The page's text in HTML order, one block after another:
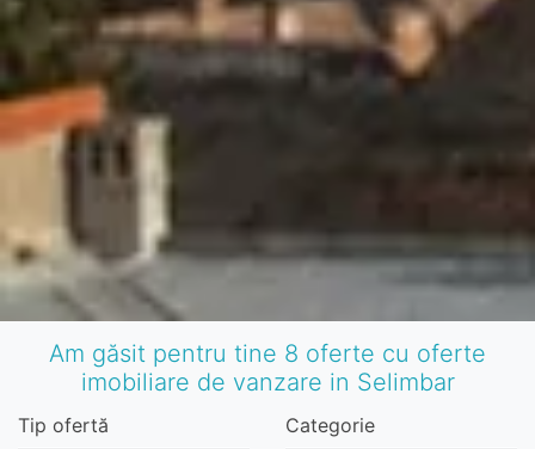
Am găsit pentru tine 8 oferte cu oferte
imobiliare de vanzare in Selimbar
Tip ofertă Categorie